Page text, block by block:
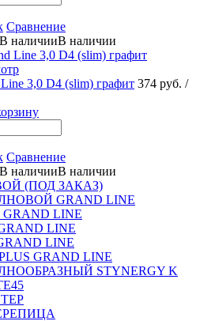
Сравнение
В наличии
3,0 D4 (slim) графит 374 руб. /
Сравнение
В наличии
(ПОД ЗАКАЗ)
GRAND LINE
GRAND LINE
LINE
LINE
GRAND LINE
STYNERGY K